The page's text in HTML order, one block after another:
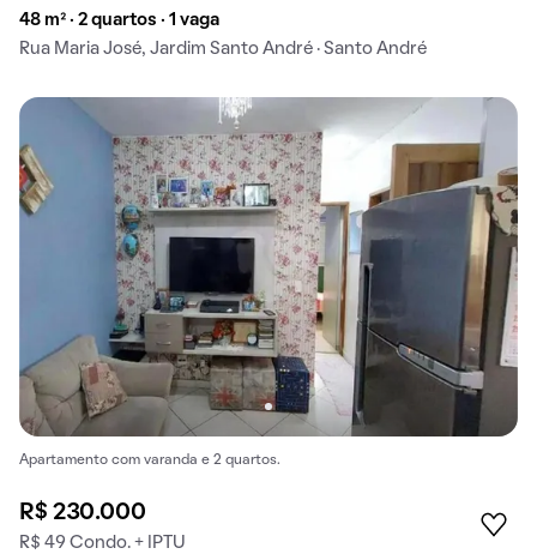
48 m² · 2 quartos · 1 vaga
Rua Maria José, Jardim Santo André · Santo André
Apartamento com varanda e 2 quartos.
R$ 230.000
R$ 49 Condo. + IPTU